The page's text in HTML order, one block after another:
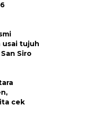
usai tujuh
Siro
cek